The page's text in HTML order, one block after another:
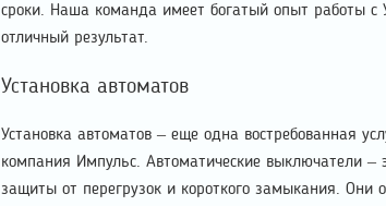
сроки. Наша команда имеет богатый опыт работы с
отличный результат.
Установка автоматов
Установка автоматов – еще одна востребованная
компания Импульс. Автоматические выключатели –
защиты от перегрузок и короткого замыкания. Они